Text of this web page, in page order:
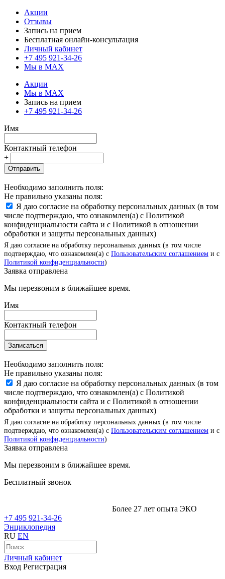
Акции
Отзывы
Запись на прием
Бесплатная онлайн-консультация
Личный кабинет
+7 495 921-34-26
Мы в MAX
Акции
Мы в MAX
Запись на прием
+7 495 921-34-26
Имя
Контактный телефон
+
Отправить
Необходимо заполнить поля:
Не правильно указаны поля:
Я даю согласие на обработку персональных данных (в том
числе подтверждаю, что ознакомлен(а) с Политикой
конфиденциальности сайта и с Политикой в отношении
обработки и защиты персональных данных)
Я даю согласие на обработку персональных данных (в том числе
подтверждаю, что ознакомлен(а) с Пользовательским соглашением и с
Политикой конфиденциальности)
Заявка отправлена
Мы перезвоним в ближайшее время.
Имя
Контактный телефон
Записаться
Необходимо заполнить поля:
Не правильно указаны поля:
Я даю согласие на обработку персональных данных (в том
числе подтверждаю, что ознакомлен(а) с Политикой
конфиденциальности сайта и с Политикой в отношении
обработки и защиты персональных данных)
Я даю согласие на обработку персональных данных (в том числе
подтверждаю, что ознакомлен(а) с Пользовательским соглашением и с
Политикой конфиденциальности)
Заявка отправлена
Мы перезвоним в ближайшее время.
Бесплатный звонок
Более 27 лет опыта ЭКО
+7 495 921-34-26
Энциклопедия
RU EN
Личный кабинет
Вход Регистрация